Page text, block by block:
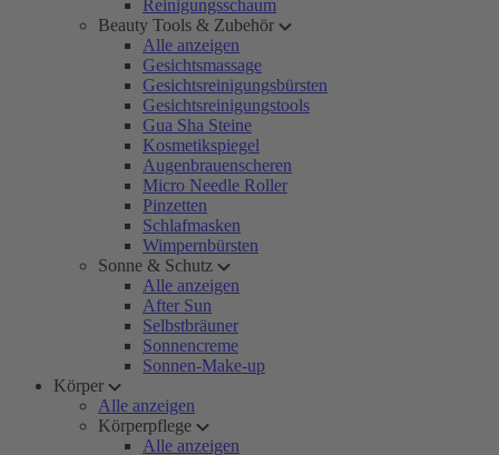
Reinigungsschaum
Beauty Tools & Zubehör
Alle anzeigen
Gesichtsmassage
Gesichtsreinigungsbürsten
Gesichtsreinigungstools
Gua Sha Steine
Kosmetikspiegel
Augenbrauenscheren
Micro Needle Roller
Pinzetten
Schlafmasken
Wimpernbürsten
Sonne & Schutz
Alle anzeigen
After Sun
Selbstbräuner
Sonnencreme
Sonnen-Make-up
Körper
Alle anzeigen
Körperpflege
Alle anzeigen